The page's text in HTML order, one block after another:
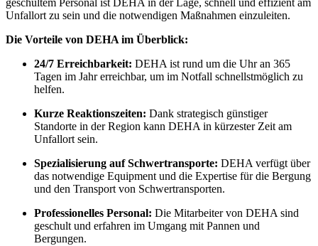
geschultem Personal ist DEHA in der Lage, schnell und effizient am
Unfallort zu sein und die notwendigen Maßnahmen einzuleiten.
Die Vorteile von DEHA im Überblick:
24/7 Erreichbarkeit: DEHA ist rund um die Uhr an 365
Tagen im Jahr erreichbar, um im Notfall schnellstmöglich zu
helfen.
Kurze Reaktionszeiten: Dank strategisch günstiger
Standorte in der Region kann DEHA in kürzester Zeit am
Unfallort sein.
Spezialisierung auf Schwertransporte: DEHA verfügt über
das notwendige Equipment und die Expertise für die Bergung
und den Transport von Schwertransporten.
Professionelles Personal: Die Mitarbeiter von DEHA sind
geschult und erfahren im Umgang mit Pannen und
Bergungen.